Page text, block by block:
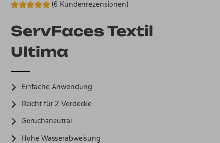
basierend
auf
(6 Kundenrezensionen)
ServFaces Textil
Ultima
Einfache Anwendung
Reicht für 2 Verdecke
Geruchsneutral
Hohe Wasserabweisung